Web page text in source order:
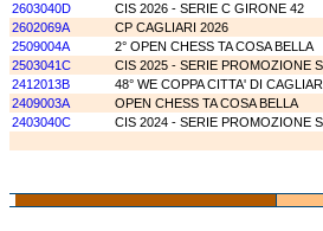
2603040D
CIS 2026 - SERIE C GIRONE 42
2602069A
CP CAGLIARI 2026
2509004A
2° OPEN CHESS TA COSA BELLA
2503041C
CIS 2025 - SERIE PROMOZIONE
2412013B
48° WE COPPA CITTA' DI
2409003A
OPEN CHESS TA COSA BELLA
2403040C
CIS 2024 - SERIE PROMOZIONE